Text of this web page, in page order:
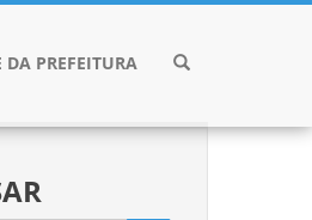
DA PREFEITURA